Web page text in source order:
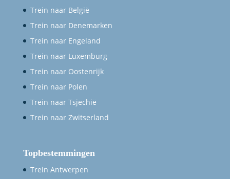
Trein naar België
Trein naar Denemarken
Trein naar Engeland
Trein naar Luxemburg
Trein naar Oostenrijk
Trein naar Polen
Trein naar Tsjechië
Trein naar Zwitserland
Topbestemmingen
Trein Antwerpen